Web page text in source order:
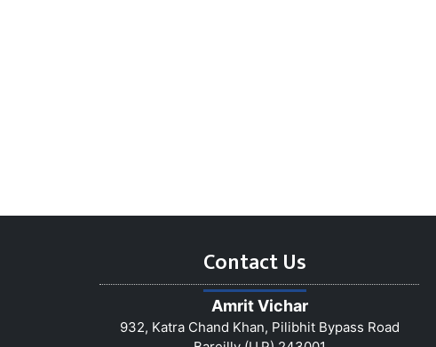
Contact Us
Amrit Vichar
932, Katra Chand Khan, Pilibhit Bypass Road